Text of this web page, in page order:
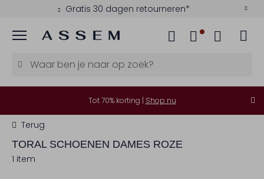
Gratis 30 dagen retourneren*
Menu
Tot 70% korting | Shop nu
Terug
TORALSCHOENEN DAMES ROZE
1 item